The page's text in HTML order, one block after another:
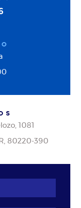
1081
80220-390